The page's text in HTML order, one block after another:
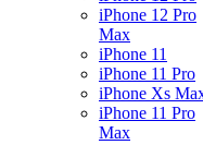
iPhone 12 Pro
Max
iPhone 11
iPhone 11 Pro
iPhone Xs
iPhone 11 Pro
Max